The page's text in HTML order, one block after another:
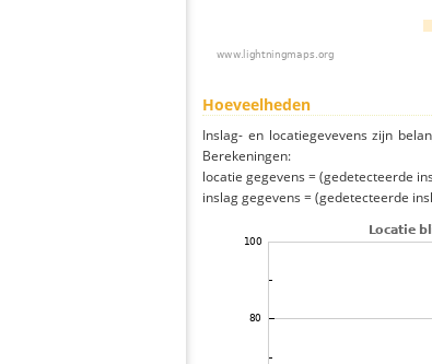
Hoeveelheden
Inslag- en locatiegevevens zijn
Berekeningen:
locatie gegevens = (gedetecteerde
inslag gegevens = (gedetecteerde